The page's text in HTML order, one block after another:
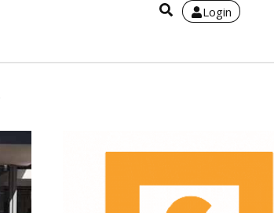
Login